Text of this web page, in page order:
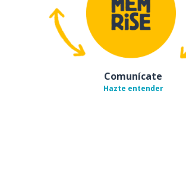
Comunícate
Hazte entender